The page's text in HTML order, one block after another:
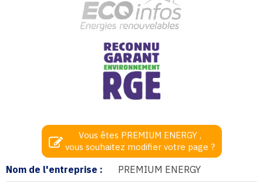
Nom de l'entreprise : PREMIUM ENERGY
Vous êtes PREMIUM ENERGY ,
vous souhaitez modifier votre page ?